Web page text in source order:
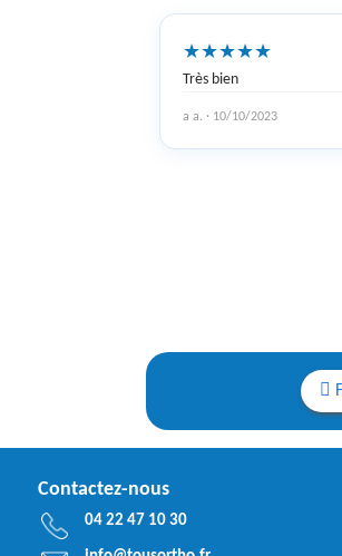
★★★★★
Très bien
a a. · 10/10/2023
Contactez-nous
04 22 47 10 30